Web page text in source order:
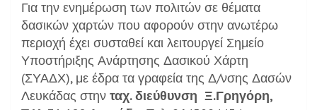
Για την ενημέρωση των πολιτών σε θέματα
δασικών χαρτών που αφορούν στην ανωτέρω
περιοχή έχει συσταθεί και λειτουργεί Σημείο
Υποστήριξης Ανάρτησης Δασικού Χάρτη
(ΣΥΑΔΧ), με έδρα τα γραφεία της Δ/νσης Δασών
Λευκάδας στην ταχ. διεύθυνση Ξ.Γρηγόρη,